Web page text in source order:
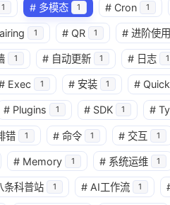
1 # 多模态 1 # Cron 1
1 # QR 1 # 进阶使用
1 # 自动更新 1 # 日志 1
Exec 1 # 安装 1 #
# Plugins 1 # SDK 1 #
错 1 # 命令 1 # 交互 1
# Memory 1 # 系统运维 1
条科普站 1 # AI工作流 1